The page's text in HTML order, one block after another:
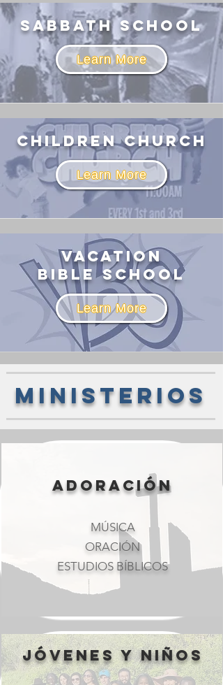
Sabbath school
Learn More
children church
Learn More
Vacation
Bible School
Learn More
ministerios
ADORACIÓN
MÚSICA
ORACIÓN
ESTUDIOS BÍBLICOS
JÓVENES Y NIÑOS